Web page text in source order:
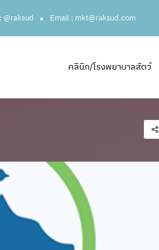
@raksud Email : mkt@raksud.com
คลินิก/โรงพยาบาลสัตว์